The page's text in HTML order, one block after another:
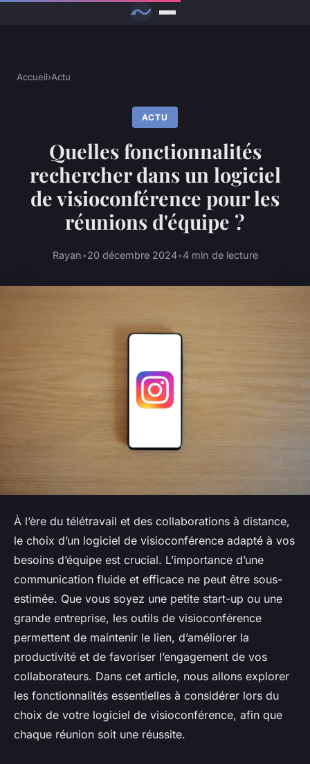
Accueil›Actu
ACTU
Quelles fonctionnalités
rechercher dans un logiciel
de visioconférence pour les
réunions d'équipe ?
Rayan•20 décembre 2024•4 min de lecture
À l’ère du télétravail et des collaborations à distance,
le choix d’un logiciel de visioconférence adapté à vos
besoins d’équipe est crucial. L’importance d’une
communication fluide et efficace ne peut être sous-
estimée. Que vous soyez une petite start-up ou une
grande entreprise, les outils de visioconférence
permettent de maintenir le lien, d’améliorer la
productivité et de favoriser l’engagement de vos
collaborateurs. Dans cet article, nous allons explorer
les fonctionnalités essentielles à considérer lors du
choix de votre logiciel de visioconférence, afin que
chaque réunion soit une réussite.